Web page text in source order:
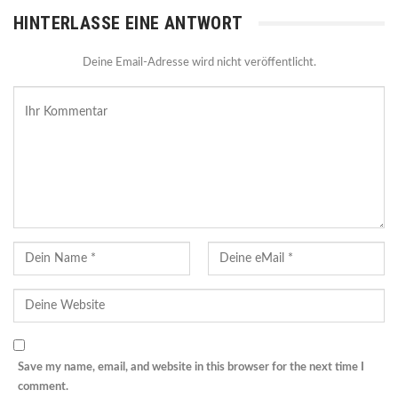
HINTERLASSE EINE ANTWORT
Deine Email-Adresse wird nicht veröffentlicht.
Save my name, email, and website in this browser for the next time I
comment.